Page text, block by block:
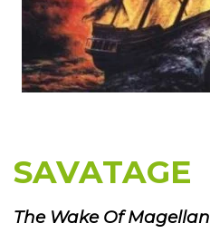
SAVATAGE
The Wake Of Magellan